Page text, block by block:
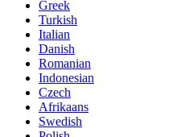
Greek
Turkish
Italian
Danish
Romanian
Indonesian
Czech
Afrikaans
Swedish